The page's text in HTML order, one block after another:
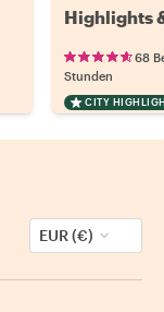
Highlights
68
Stunden
CITY
EUR (€)